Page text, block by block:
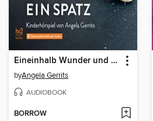
Eineinhalb Wunder und ein Spatz
byAngela Gerrits
AUDIOBOOK
BORROW